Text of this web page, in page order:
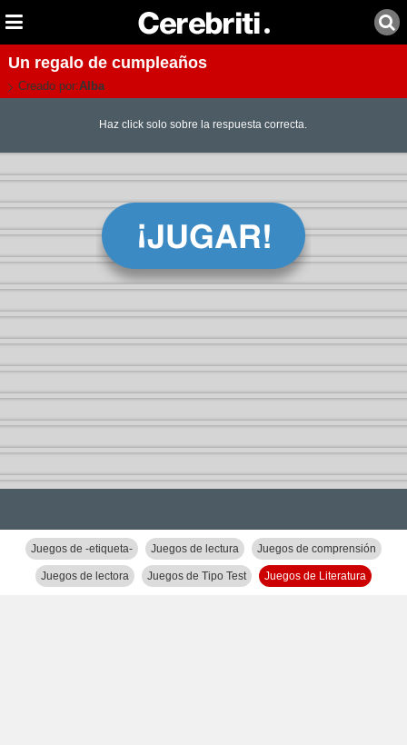
Un regalo de cumpleaños
Creado por:Alba
Haz click solo sobre la respuesta correcta.
Juegos de -etiqueta- Juegos de lectura Juegos de comprensión
Juegos de lectora Juegos de Tipo Test Juegos de Literatura